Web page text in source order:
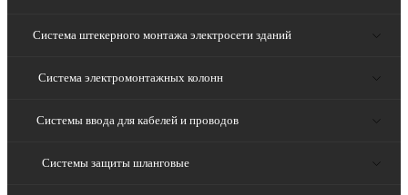
Система штекерного монтажа электросети зданий
Система электромонтажных колонн
Системы ввода для кабелей и проводов
Системы защиты шланговые